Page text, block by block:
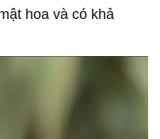
hoa và có khả